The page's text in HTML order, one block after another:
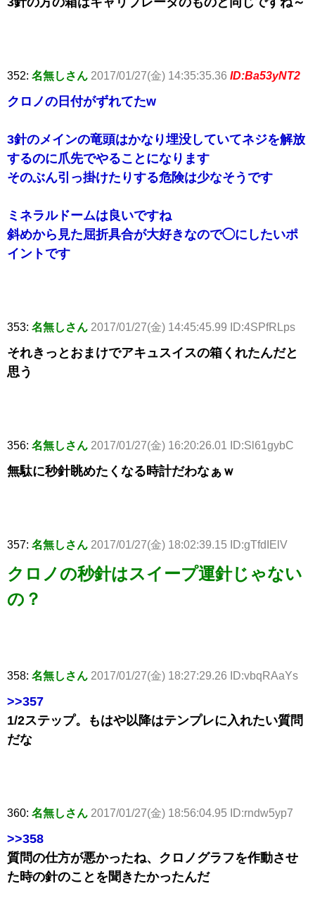
352: 名無しさん 2017/01/27(金) 14:35:35.36 ID:Ba53yNT2
クロノの日付がずれてたw
3針のメインの竜頭はかなり埋没していてネジを解放
するのに爪先でやることになります
そのぶん引っ掛けたりする危険は少なそうです
ミネラルドームは良いですね
斜めから見た屈折具合が大好きなので◯にしたいポ
イントです
353: 名無しさん 2017/01/27(金) 14:45:45.99 ID:4SPfRLps
それきっとおまけでアキュスイスの箱くれたんだと
思う
356: 名無しさん 2017/01/27(金) 16:20:26.01 ID:Sl61gybC
無駄に秒針眺めたくなる時計だわなぁｗ
357: 名無しさん 2017/01/27(金) 18:02:39.15 ID:gTfdIElV
クロノの秒針はスイープ運針じゃない
の？
358: 名無しさん 2017/01/27(金) 18:27:29.26 ID:vbqRAaYs
>>357
1/2ステップ。もはや以降はテンプレに入れたい質問
だな
360: 名無しさん 2017/01/27(金) 18:56:04.95 ID:rndw5yp7
>>358
質問の仕方が悪かったね、クロノグラフを作動させ
た時の針のことを聞きたかったんだ